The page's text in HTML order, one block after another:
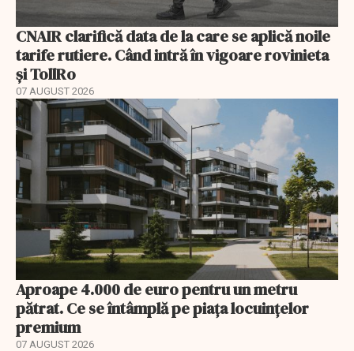
CNAIR clarifică data de la care se aplică noile
tarife rutiere. Când intră în vigoare rovinieta
și TollRo
07 AUGUST 2026
Aproape 4.000 de euro pentru un metru
pătrat. Ce se întâmplă pe piața locuințelor
premium
07 AUGUST 2026